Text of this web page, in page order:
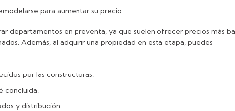
para aumentar su precio.
departamentos en preventa, ya que suelen ofrecer precios más
Además, al adquirir una propiedad en esta etapa, puedes
por las constructoras.
concluida.
y distribución.